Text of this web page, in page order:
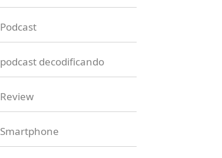
Podcast
podcast decodificando
Review
Smartphone